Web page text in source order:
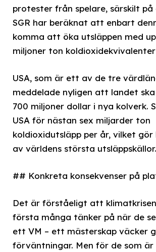
protester från spelare, särskilt på
SGR har beräknat att enbart
komma att öka utsläppen med
miljoner ton
USA, som är ett av de tre
meddelade nyligen att landet
700 miljoner dollar i nya kolverk.
USA för nästan sex miljarder ton
koldioxidutsläpp per år, vilket
av världens största utsläppskällor.
## Konkreta konsekvenser på
Det är förståeligt att
första många tänker på när de
ett VM – ett mästerskap väcker
förväntningar. Men för de som är